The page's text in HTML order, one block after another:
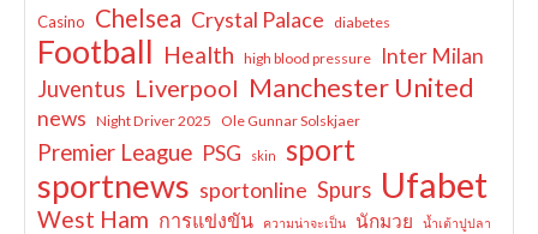
Casino Chelsea Crystal Palace diabetes
Football Health high blood pressure Inter Milan
Juventus Liverpool Manchester United
news Night Driver 2025 Ole Gunnar Solskjaer
Premier League PSG skin sport
sportnews sportonline Spurs Ufabet
West Ham การแข่งขัน ความน่าจะเป็น นักมวย น้ำเต้าปูปลา